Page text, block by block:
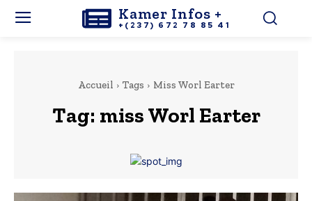
Kamer Infos +
+(237) 672 78 85 41
Accueil Tags Miss Worl Earter
Tag: miss Worl Earter